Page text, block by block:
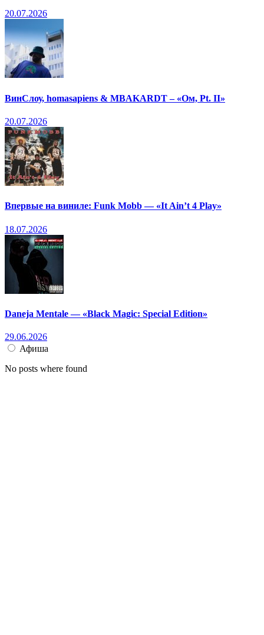
20.07.2026
ВинСлоу, homasapiens & MBAKARDT – «Ом, Pt. II»
20.07.2026
Впервые на виниле: Funk Mobb — «It Ain’t 4 Play»
18.07.2026
Daneja Mentale — «Black Magic: Special Edition»
29.06.2026
Афиша
No posts where found